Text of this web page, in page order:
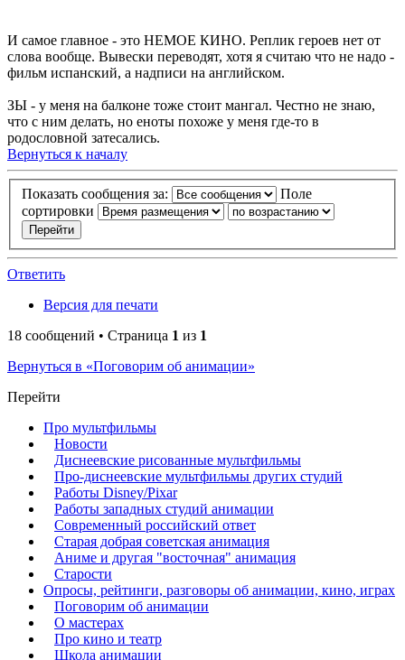
И самое главное - это НЕМОЕ КИНО. Реплик героев нет от
слова вообще. Вывески переводят, хотя я считаю что не надо -
фильм испанский, а надписи на английском.
ЗЫ - у меня на балконе тоже стоит мангал. Честно не знаю,
что с ним делать, но еноты похоже у меня где-то в
родословной затесались.
Вернуться к началу
Показать сообщения за:
Поле
сортировки
Ответить
Версия для печати
18 сообщений • Страница 1 из 1
Вернуться в «Поговорим об анимации»
Перейти
Про мультфильмы
Новости
Диснеевские рисованные мультфильмы
Про-диснеевские мультфильмы других студий
Работы Disney/Pixar
Работы западных студий анимации
Современный российский ответ
Старая добрая советская анимация
Аниме и другая "восточная" анимация
Старости
Опросы, рейтинги, разговоры об анимации, кино, играх
Поговорим об анимации
О мастерах
Про кино и театр
Школа анимации